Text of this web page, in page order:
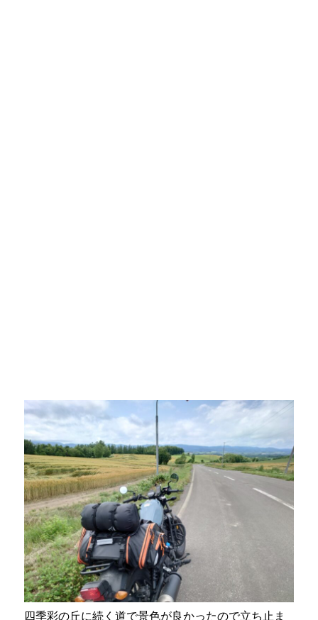
四季彩の丘に続く道で景色が良かったので立ち止ま